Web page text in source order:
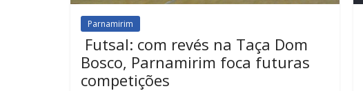
Parnamirim
Futsal: com revés na Taça Dom
Bosco, Parnamirim foca futuras
competições